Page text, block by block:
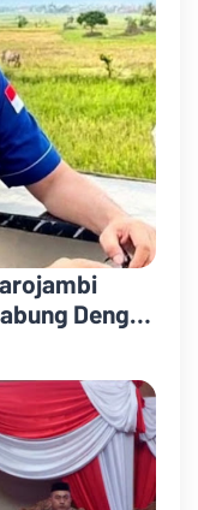
Dengan